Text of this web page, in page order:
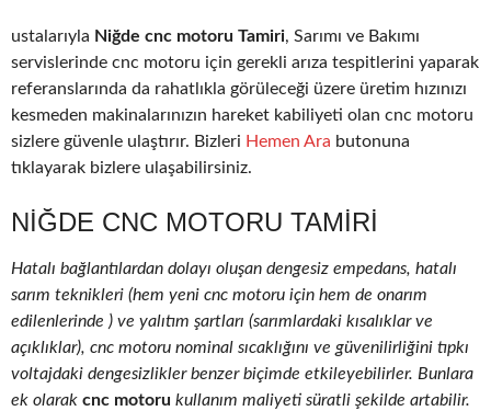
ustalarıyla Niğde cnc motoru Tamiri, Sarımı ve Bakımı
servislerinde cnc motoru için gerekli arıza tespitlerini yaparak
referanslarında da rahatlıkla görüleceği üzere üretim hızınızı
kesmeden makinalarınızın hareket kabiliyeti olan cnc motoru
sizlere güvenle ulaştırır. Bizleri Hemen Ara butonuna
tıklayarak bizlere ulaşabilirsiniz.
NIĞDE CNC MOTORU TAMIRI
Hatalı bağlantılardan dolayı oluşan dengesiz empedans, hatalı
sarım teknikleri (hem yeni cnc motoru için hem de onarım
edilenlerinde ) ve yalıtım şartları (sarımlardaki kısalıklar ve
açıklıklar), cnc motoru nominal sıcaklığını ve güvenilirliğini tıpkı
voltajdaki dengesizlikler benzer biçimde etkileyebilirler. Bunlara
ek olarak cnc motoru kullanım maliyeti süratli şekilde artabilir.